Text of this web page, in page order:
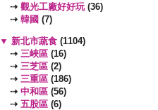
⇢ 觀光工廠好好玩(36)
⇢ 韓國 (7)
▼ 新北市蔬食 (1104)
⇢ 三峽區 (16)
⇢ 三芝區 (2)
⇢ 三重區 (186)
⇢ 中和區 (56)
⇢ 五股區 (6)